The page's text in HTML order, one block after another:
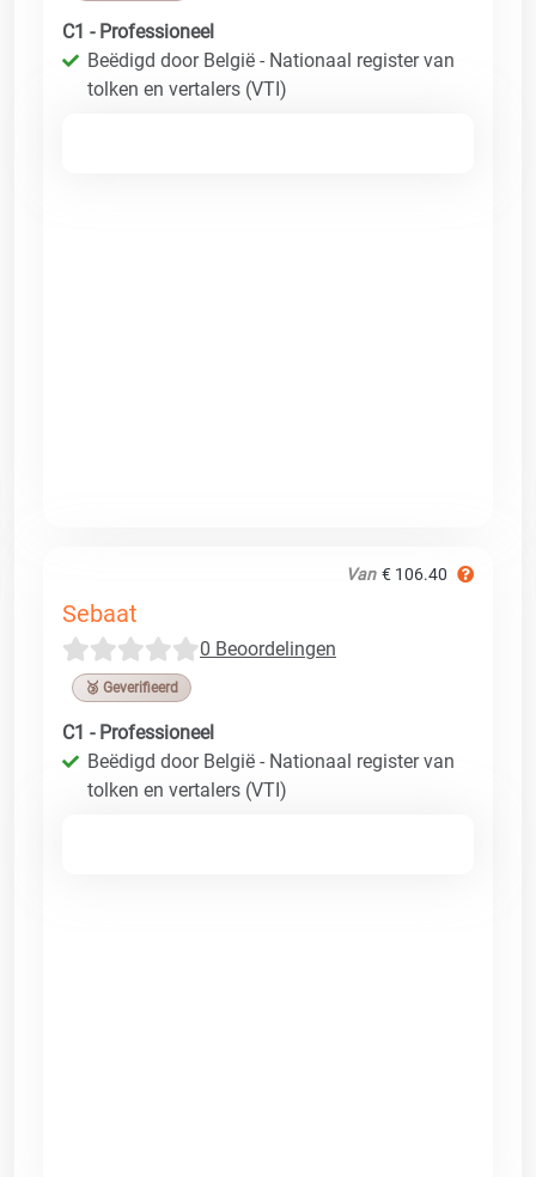
C1 - Professioneel
Beëdigd door België - Nationaal register van
tolken en vertalers (VTI)
Van € 106.40
Sebaat
0 Beoordelingen
🥉 Geverifieerd
C1 - Professioneel
Beëdigd door België - Nationaal register van
tolken en vertalers (VTI)